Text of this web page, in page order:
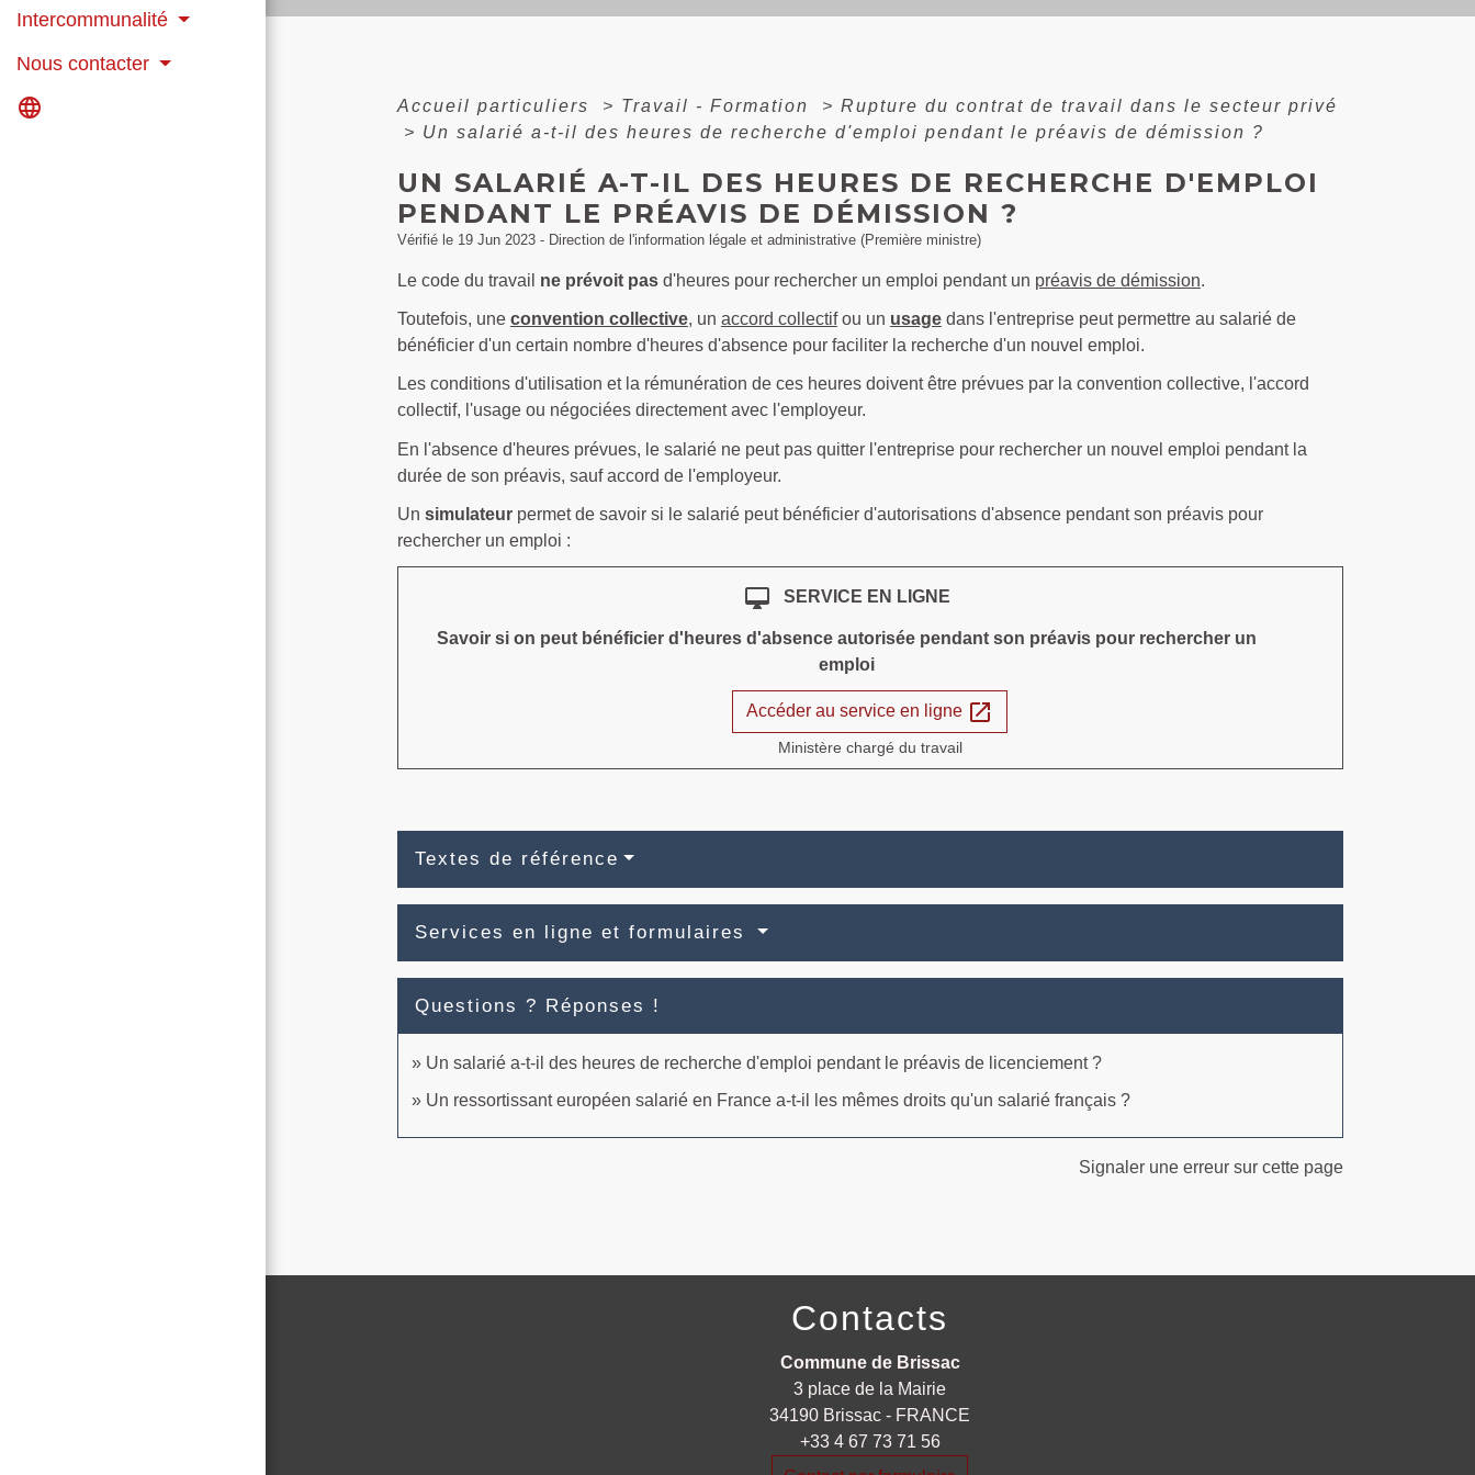
Intercommunalité
Nous contacter
language Accueil particuliers > Travail - Formation > Rupture du contrat de travail dans le secteur privé
> Un salarié a-t-il des heures de recherche d'emploi pendant le préavis de démission ?
UN SALARIÉ A-T-IL DES HEURES DE RECHERCHE D'EMPLOI
PENDANT LE PRÉAVIS DE DÉMISSION ?
Vérifié le 19 Jun 2023 - Direction de l'information légale et administrative (Première ministre)
Le code du travail ne prévoit pasd'heures pour rechercher un emploi pendant un préavis de démission.
Toutefois, une convention collective, un accord collectifou un usagedans l'entreprise peut permettre au salarié de
bénéficier d'un certain nombre d'heures d'absence pour faciliter la recherche d'un nouvel emploi.
Les conditions d'utilisation et la rémunération de ces heures doivent être prévues par la convention collective, l'accord
collectif, l'usage ou négociées directement avec l'employeur.
En l'absence d'heures prévues, le salarié ne peut pas quitter l'entreprise pour rechercher un nouvel emploi pendant la
durée de son préavis, sauf accord de l'employeur.
Un simulateurpermet de savoir si le salarié peut bénéficier d'autorisations d'absence pendant son préavis pour
rechercher un emploi :
desktop_mac SERVICE EN LIGNE
Savoir si on peut bénéficier d'heures d'absence autorisée pendant son préavis pour rechercher un
emploi
Accéder au service en ligne open_in_new
Ministère chargé du travail
Textes de référence
Services en ligne et formulaires
Questions ? Réponses !
Un salarié a-t-il des heures de recherche d'emploi pendant le préavis de licenciement ?
Un ressortissant européen salarié en France a-t-il les mêmes droits qu'un salarié français ?
Signaler une erreur sur cette page
Contacts
Commune de Brissac
3 place de la Mairie
34190 Brissac - FRANCE
+33 4 67 73 71 56